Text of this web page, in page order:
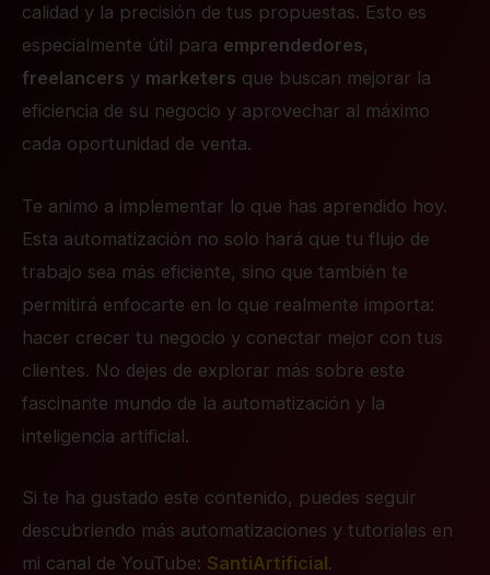
calidad y la precisión de tus propuestas. Esto es
especialmente útil para emprendedores,
freelancers y marketers que buscan mejorar la
eficiencia de su negocio y aprovechar al máximo
cada oportunidad de venta.
Te animo a implementar lo que has aprendido hoy.
Esta automatización no solo hará que tu flujo de
trabajo sea más eficiente, sino que también te
permitirá enfocarte en lo que realmente importa:
hacer crecer tu negocio y conectar mejor con tus
clientes. No dejes de explorar más sobre este
fascinante mundo de la automatización y la
inteligencia artificial.
Si te ha gustado este contenido, puedes seguir
descubriendo más automatizaciones y tutoriales en
mi canal de YouTube: SantiArtificial.